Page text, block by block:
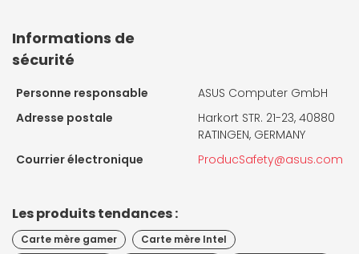
Informations de
sécurité
Personne responsable
ASUS Computer GmbH
Adresse postale
Harkort STR. 21-23, 40880
RATINGEN, GERMANY
Courrier électronique
ProducSafety@asus.com
Les produits tendances :
Carte mère gamer
Carte mère Intel